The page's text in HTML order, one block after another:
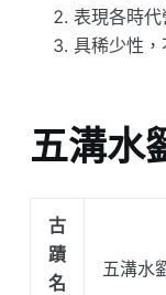
表現各時
具稀少性
五溝水
古
蹟
名
五溝水